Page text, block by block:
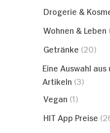
Drogerie &
Wohnen & Leben
Getränke (20)
Eine Auswahl
Artikeln (3)
Vegan (1)
HIT App Preise